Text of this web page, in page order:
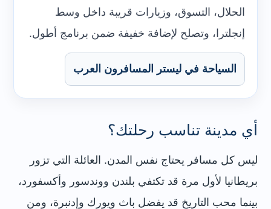
الحلال، التسوق، وزيارات قريبة داخل وسط
إنجلترا، وتصلح لإضافة خفيفة ضمن برنامج أطول.
السياحة في ليستر المسافرون العرب
أي مدينة تناسب رحلتك؟
ليس كل مسافر يحتاج نفس المدن. العائلة التي تزور
بريطانيا لأول مرة قد تكتفي بلندن ووندسور وأكسفورد،
بينما محب التاريخ قد يفضل باث ويورك وإدنبرة، ومن